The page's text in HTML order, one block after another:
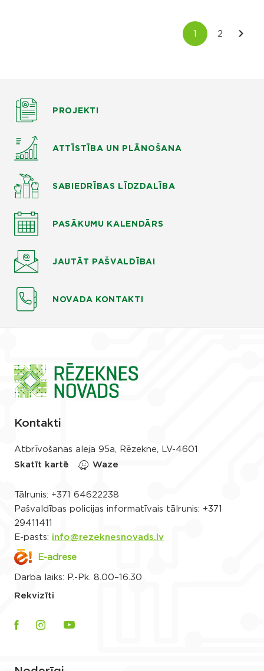
PROJEKTI
ATTĪSTĪBA UN PLĀNOŠANA
SABIEDRĪBAS LĪDZDALĪBA
PASĀKUMU KALENDĀRS
JAUTĀT PAŠVALDĪBAI
NOVADA KONTAKTI
Kontakti
Atbrīvošanas aleja 95a, Rēzekne, LV-4601
Skatīt kartē
Waze
Tālrunis: +371 64622238
Pašvaldības policijas informatīvais tālrunis: +371
29411411
E-pasts: info@rezeknesnovads.lv
E-adrese
Darba laiks: P.-Pk. 8.00–16.30
Rekvizīti